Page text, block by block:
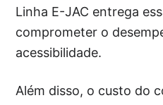
Linha E-JAC entrega
comprometer o
acessibilidade.
Além disso, o custo do